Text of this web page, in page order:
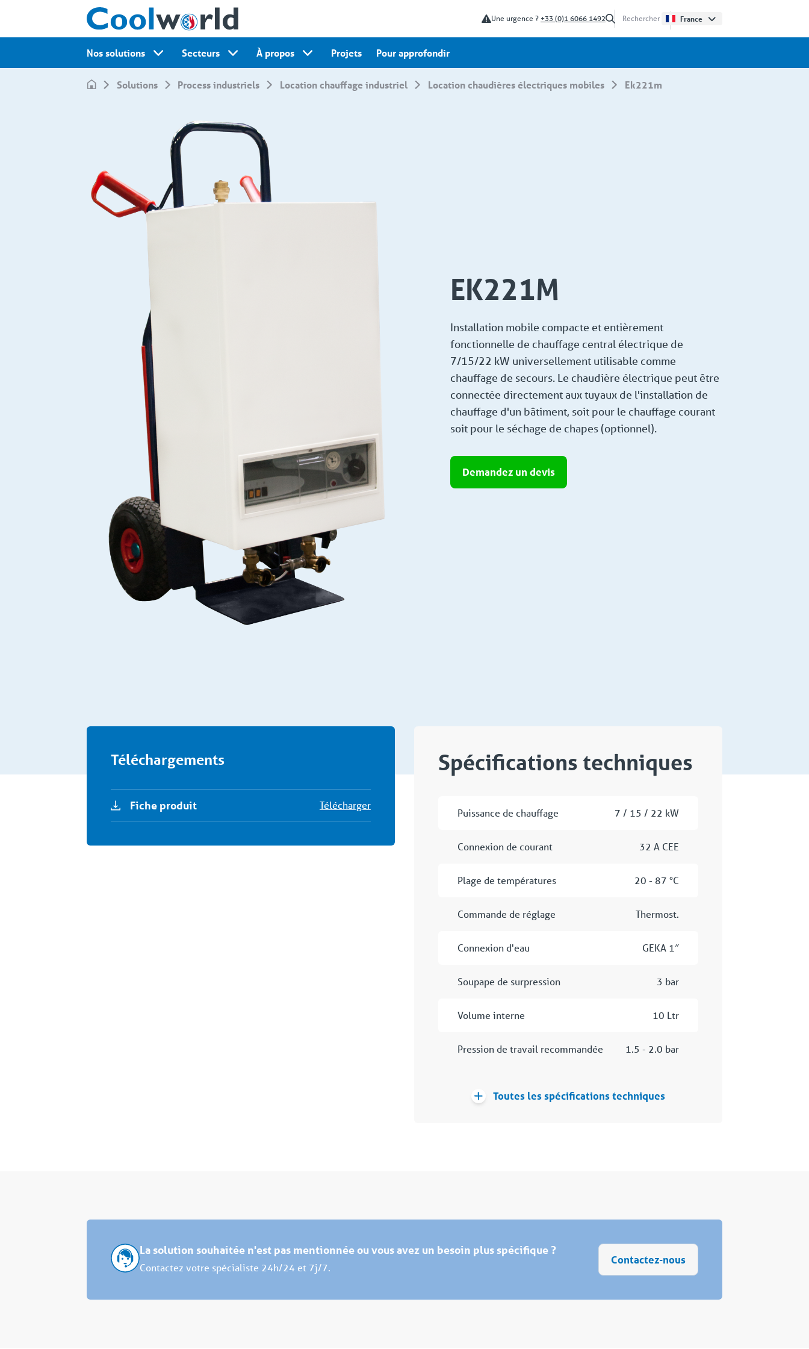
Une urgence ? +33 (0)1 6066 1492 France
Nos solutions Secteurs À propos Projets Pour approfondir
Solutions Process industriels Location chauffage industriel Location chaudières électriques mobiles ek221m
EK221M
Installation mobile compacte et entièrement
fonctionnelle de chauffage central électrique de
7/15/22 kW universellement utilisable comme
chauffage de secours. Le chaudière électrique peut être
connectée directement aux tuyaux de l'installation de
chauffage d'un bâtiment, soit pour le chauffage courant
soit pour le séchage de chapes (optionnel).
Demandez un devis
Téléchargements
Fiche produit Télécharger
Spécifications techniques
Puissance de chauffage 7 / 15 / 22 kW
Connexion de courant 32 A CEE
Plage de températures 20 - 87 °C
Commande de réglage Thermost.
Connexion d'eau GEKA 1″
Soupape de surpression 3 bar
Volume interne 10 Ltr
Pression de travail recommandée 1.5 - 2.0 bar
Toutes les spécifications techniques
La solution souhaitée n'est pas mentionnée ou vous avez un besoin plus spécifique ?
Contactez votre spécialiste 24h/24 et 7j/7.
Contactez-nous